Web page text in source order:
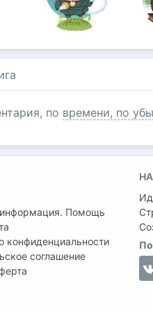
по времени, по
Помощь
конфиденциальности
соглашение